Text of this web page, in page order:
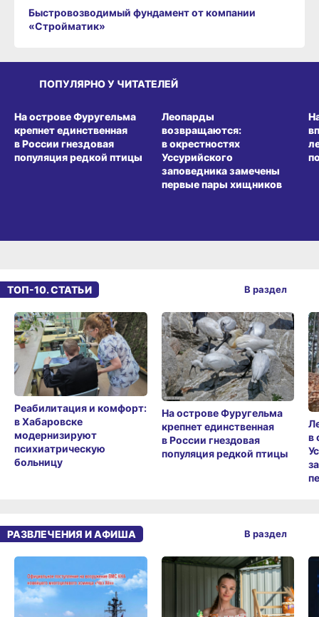
Быстровозводимый фундамент от компании
«Стройматик»
ПОПУЛЯРНО У ЧИТАТЕЛЕЙ
На острове Фуругельма
крепнет единственная
в России гнездовая
популяция редкой птицы
Леопарды
возвращаются:
в окрестностях
Уссурийского
заповедника замечены
первые пары хищников
ТОП-10. СТАТЬИ
Реабилитация и комфорт:
в Хабаровске
модернизируют
психиатрическую
больницу
На острове Фуругельма
крепнет единственная
в России гнездовая
популяция редкой птицы
в
В раздел
РАЗВЛЕЧЕНИЯ И АФИША В раздел